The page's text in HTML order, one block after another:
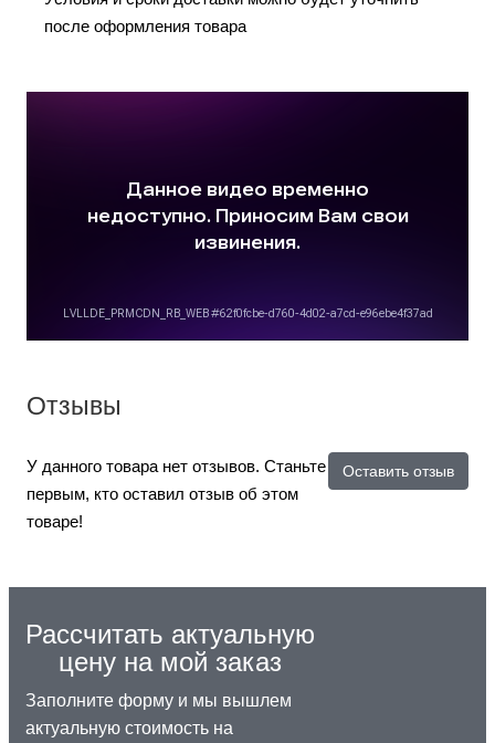
после оформления товара
Отзывы
Оставить отзыв
У данного товара нет отзывов. Станьте
первым, кто оставил отзыв об этом
товаре!
Рассчитать актуальную
цену на мой заказ
Заполните форму и мы вышлем
актуальную стоимость на